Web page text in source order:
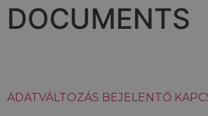
DOCUMENTS
ADATVÁLTOZÁS BEJELENTŐ